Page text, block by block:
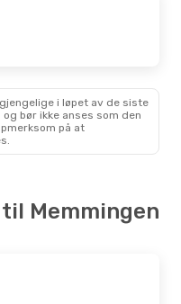
i løpet av de siste
bør ikke anses som den
på at
Memmingen